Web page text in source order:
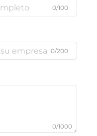
0/100
0/200
0/1000